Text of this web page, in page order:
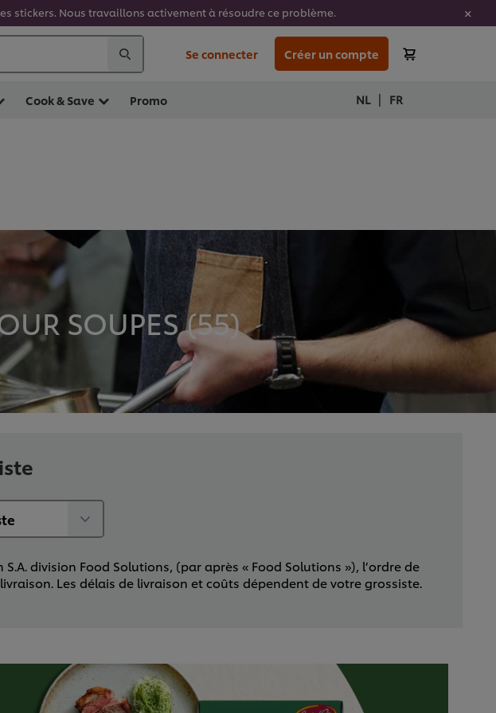
stickers. Nous travaillons activement à résoudre ce problème.
Se connecter Créer un compte
Cook & Save Promo NL | FR
SOUPES (55)
division Food Solutions, (par après « Food Solutions »), l’ordre de
Les délais de livraison et coûts dépendent de votre grossiste.